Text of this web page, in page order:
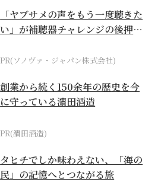
「ヤブサメの声をもう一度聴きた
い」が補聴器チャレンジの後押し
PR(ソノヴァ・ジャパン株式会社)
創業から続く150余年の歴史を今
に守っている濵田酒造
PR(濵田酒造)
タヒチでしか味わえない、「海の
民」の記憶へとつながる旅